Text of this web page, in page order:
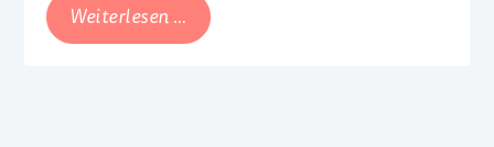
Weiterlesen … Plötzlicher
Kindstod